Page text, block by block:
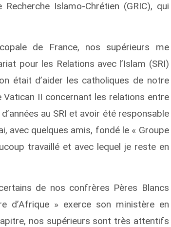
Islamo-Chrétien (GRIC), qui
de France, nos supérieurs me
pour les Relations avec l’Islam (SRI)
était d’aider les catholiques de notre
II concernant les relations entre
au SRI et avoir été responsable
avec quelques amis, fondé le « Groupe
travaillé et avec lequel je reste en
de nos confrères Pères Blancs
d’Afrique » exerce son ministère en
nos supérieurs sont très attentifs